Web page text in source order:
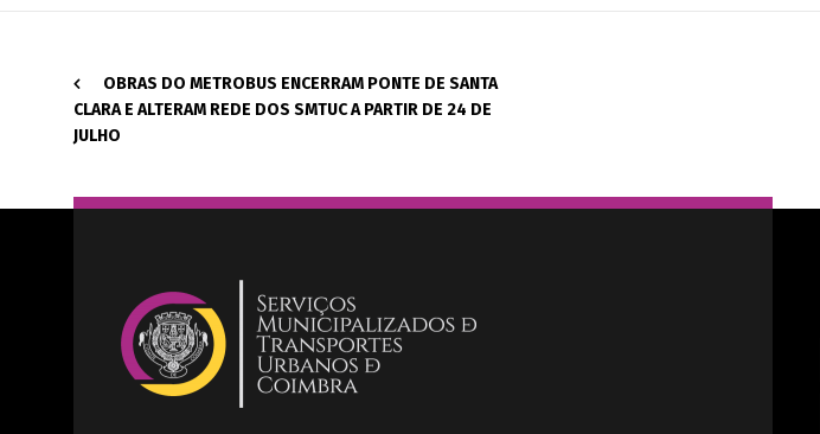
OBRAS DO METROBUS ENCERRAM PONTE DE SANTA
CLARA E ALTERAM REDE DOS SMTUC A PARTIR DE 24 DE
JULHO